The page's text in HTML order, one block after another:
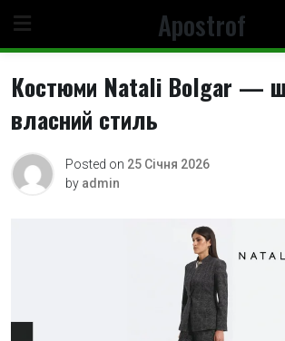
content
Apostrof
Костюми Natali Bolgar —
власний стиль
Posted on 25 Січня 2026
by admin